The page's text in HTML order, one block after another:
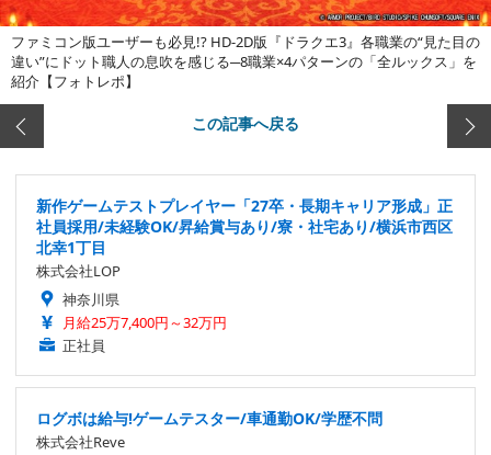
ファミコン版ユーザーも必見!? HD-2D版『ドラクエ3』各職業の“見た目の
違い”にドット職人の息吹を感じる─8職業×4パターンの「全ルックス」を
紹介【フォトレポ】
この記事へ戻る
新作ゲームテストプレイヤー「27卒・長期キャリア形成」正
社員採用/未経験OK/昇給賞与あり/寮・社宅あり/横浜市西区
北幸1丁目
株式会社LOP
神奈川県
月給25万7,400円～32万円
正社員
ログボは給与!ゲームテスター/車通勤OK/学歴不問
株式会社Reve